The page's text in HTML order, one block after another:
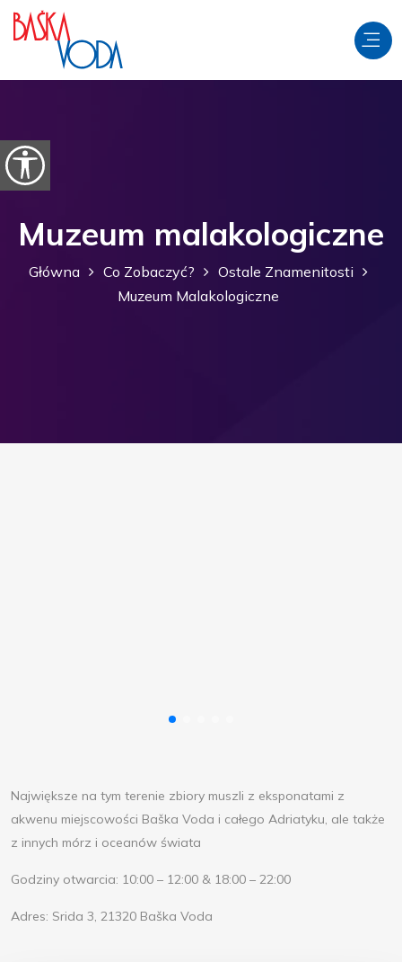
Przejdź do treści
Otwórz opcje ułatwień dostępu
Muzeum malakologiczne
Główna Co Zobaczyć?
Ostale Znamenitosti
Muzeum Malakologiczne
Największe na tym terenie zbiory muszli z eksponatami z
akwenu miejscowości Baška Voda i całego Adriatyku, ale także
z innych mórz i oceanów świata
Godziny otwarcia: 10:00 – 12:00 & 18:00 – 22:00
Adres: Srida 3, 21320 Baška Voda